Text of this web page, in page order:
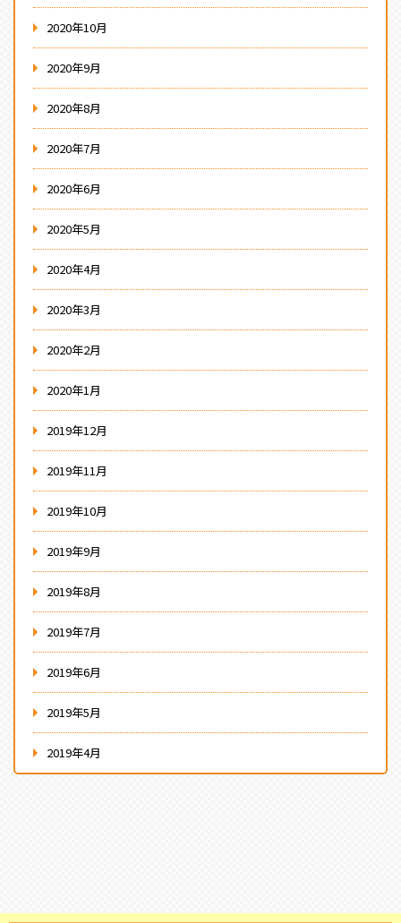
2020年10月
2020年9月
2020年8月
2020年7月
2020年6月
2020年5月
2020年4月
2020年3月
2020年2月
2020年1月
2019年12月
2019年11月
2019年10月
2019年9月
2019年8月
2019年7月
2019年6月
2019年5月
2019年4月